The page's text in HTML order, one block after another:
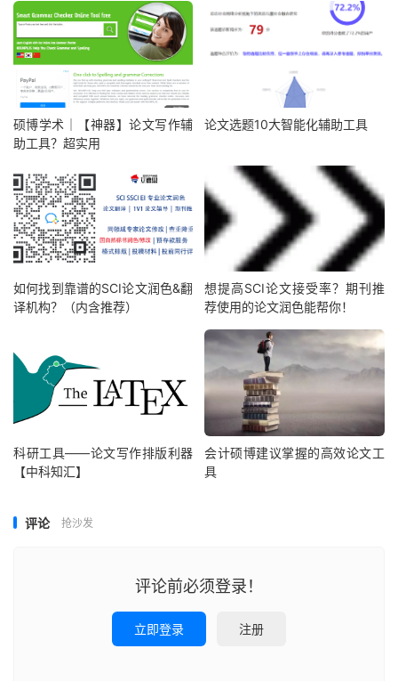
硕博学术｜【神器】论文写作辅
助工具？超实用
论文选题10大智能化辅助工具
如何找到靠谱的SCI论文润色&翻
译机构？（内含推荐）
想提高SCI论文接受率？期刊推
荐使用的论文润色能帮你！
科研工具——论文写作排版利器
【中科知汇】
会计硕博建议掌握的高效论文工
具
评论 抢沙发
评论前必须登录！
立即登录 注册